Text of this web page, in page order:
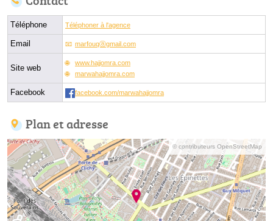
Téléphone Téléphoner à l'agence
Email marfouqⓐgmail.com
Site web
www.hajjomra.com
marwahajjomra.com
Facebook facebook.com/marwahajjomra
Plan et adresse
© contributeurs OpenStreetMap